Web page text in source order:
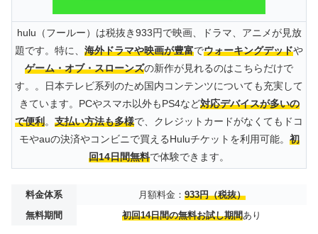
hulu（フールー）は税抜き933円で映画、ドラマ、アニメが見放
題です。特に、 海外ドラマや映画が豊富でウォーキングデッドや
ゲーム・オブ・スローンズの新作が見れるのはこちらだけで
す。。日本テレビ系列のため国内コンテンツについても充実して
きています。PCやスマホ以外もPS4など対応デバイスが多いの
で便利。 支払い方法も多様で、クレジットカードがなくてもドコ
モやauの決済やコンビニで買えるHuluチケットを利用可能。 初
回14日間無料で体験できます。
料金体系 月額料金： 933円（税抜）
無料期間
初回14日間の無料お試し期間あり